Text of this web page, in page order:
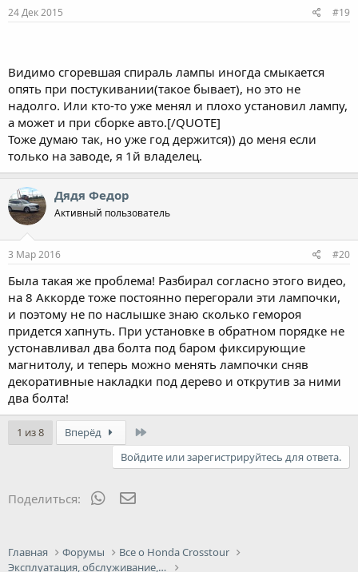
24 Дек 2015 #19
Видимо сгоревшая спираль лампы иногда смыкается
опять при постукивании(такое бывает), но это не
надолго. Или кто-то уже менял и плохо установил лампу,
а может и при сборке авто.[/QUOTE]
Тоже думаю так, но уже год держится)) до меня если
только на заводе, я 1й владелец.
Дядя Федор
Активный пользователь
3 Мар 2016 #20
Была такая же проблема! Разбирал согласно этого видео,
на 8 Аккорде тоже постоянно перегорали эти лампочки,
и поэтому не по наслышке знаю сколько гемороя
придется хапнуть. При установке в обратном порядке не
устонавливал два болта под баром фиксирующие
магнитолу, и теперь можно менять лампочки сняв
декоративные накладки под дерево и открутив за ними
два болта!
1 из 8 Вперёд
Войдите или зарегистрируйтесь для ответа.
Поделиться: WhatsApp
Главная Форумы
Все о Honda Crosstour
Эксплуатация, обслуживание, ремонт